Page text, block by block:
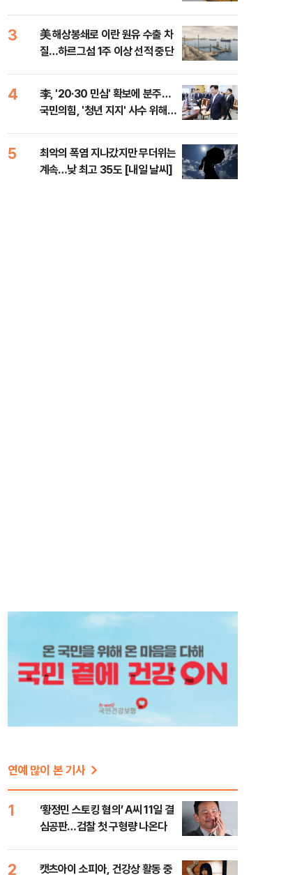
3
美 해상봉쇄로 이란 원유 수출 차
질…하르그섬 1주 이상 선적 중단
4
李, '20·30 민심' 확보에 분주…
국민의힘, '청년 지지' 사수 위해
5
최악의 폭염 지나갔지만 무더위는
계속…낮 최고 35도 [내일 날씨]
연예 많이 본 기사
1
‘황정민 스토킹 혐의’ A씨 11일 결
심공판…검찰 첫 구형량 나온다
2
캣츠아이 소피아, 건강상 활동 중